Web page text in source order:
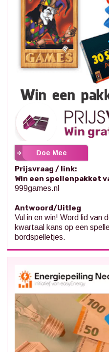
Doe Mee
Prijsvraag / link:
Win een spellenpakket
999games.nl
Antwoord/Uitleg
Vul in en win! Word lid van
kwartaal kans op een
bordspelletjes.